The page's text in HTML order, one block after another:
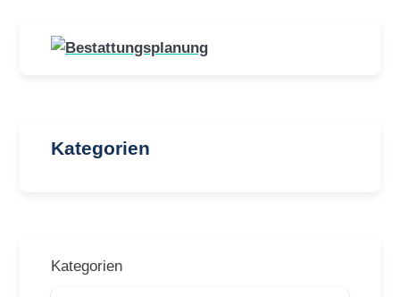
Kategorien
Kategorien